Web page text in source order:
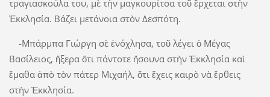
τραγιασκούλα του, μὲ τὴν μαγκουρίτσα τοῦ ἔρχεται στὴν
Ἐκκλησία. Βάζει μετάνοια στὸν Δεσπότη.
-Μπάρμπα Γιώργη σὲ ἐνόχλησα, τοῦ λέγει ὁ Μέγας
Βασίλειος, ἤξερα ὅτι πάντοτε ἤσουνα στὴν Ἐκκλησία καὶ
ἔμαθα ἀπὸ τὸν πάτερ Μιχαήλ, ὅτι ἔχεις καιρὸ νὰ ἔρθεις
στὴν Ἐκκλησία.